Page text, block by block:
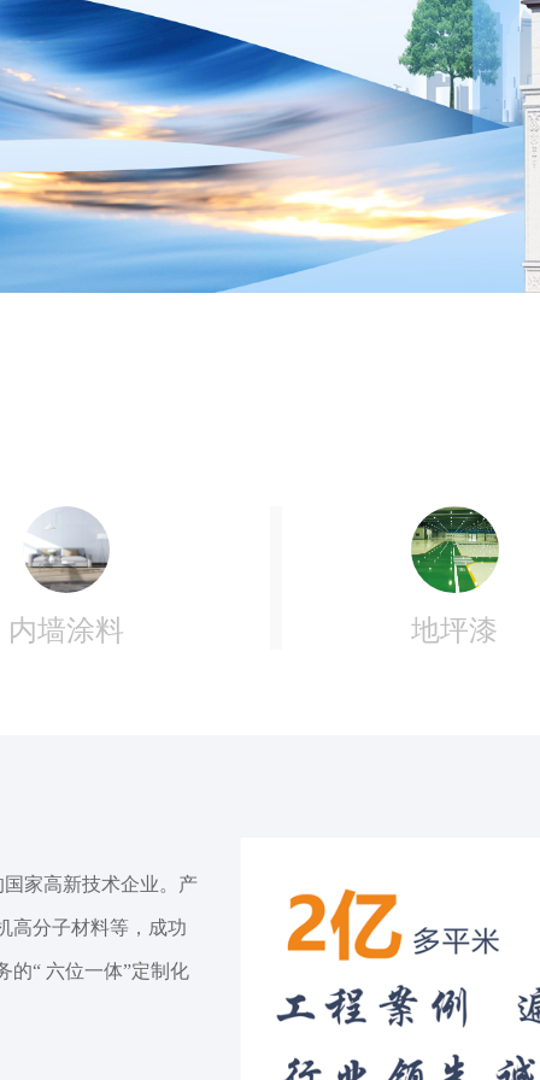
内墙涂料 地坪漆
家⾼新技术企业。产
⾼分⼦材料等，成功
的“ 六位⼀体”定制化